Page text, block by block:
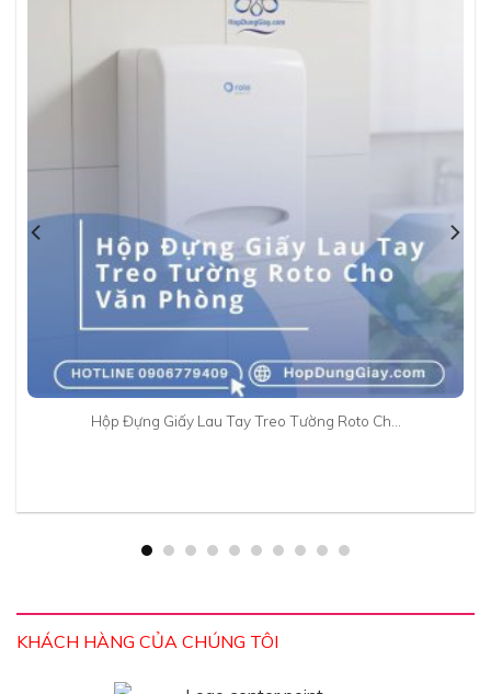
Hộp Đựng Giấy Lau Tay Treo Tường Roto Ch…
KHÁCH HÀNG CỦA CHÚNG TÔI